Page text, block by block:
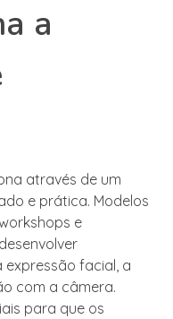
a
através de um
e prática. Modelos
e
expressão facial, a
com a câmera.
para que os